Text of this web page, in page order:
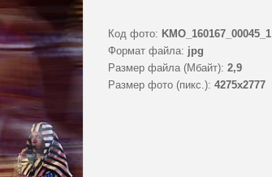
Код фото: KMO_160167_00045_1
Формат файла: jpg
Размер файла (Мбайт): 2,9
Размер фото (пикс.): 4275x2777